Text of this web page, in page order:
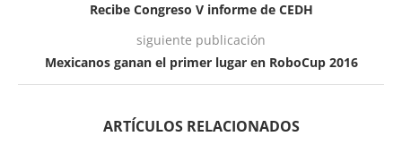
Recibe Congreso V informe de CEDH
siguiente publicación
Mexicanos ganan el primer lugar en RoboCup 2016
ARTÍCULOS RELACIONADOS